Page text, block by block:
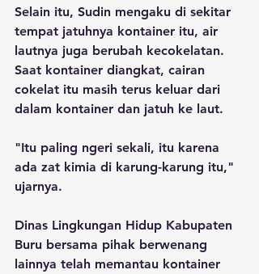
Selain itu, Sudin mengaku di sekitar
tempat jatuhnya kontainer itu, air
lautnya juga berubah kecokelatan.
Saat kontainer diangkat, cairan
cokelat itu masih terus keluar dari
dalam kontainer dan jatuh ke laut.
"Itu paling ngeri sekali, itu karena
ada zat kimia di karung-karung itu,"
ujarnya.
Dinas Lingkungan Hidup Kabupaten
Buru bersama pihak berwenang
lainnya telah memantau kontainer